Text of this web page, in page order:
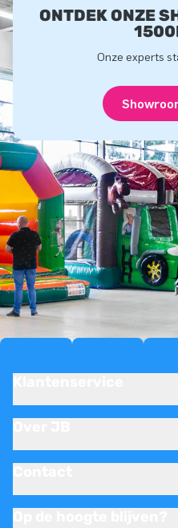
ONTDEK ONZE
Onze experts